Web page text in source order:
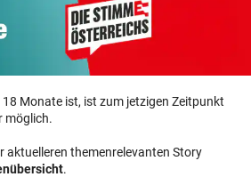
18 Monate ist, ist zum jetzigen Zeitpunkt
möglich.
aktuelleren themenrelevanten Story
.